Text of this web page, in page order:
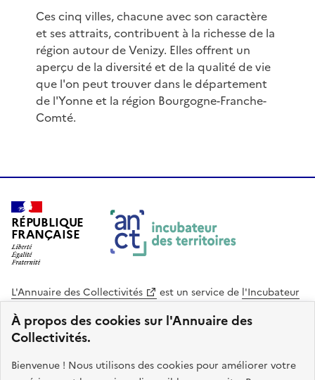
À propos des cookies sur l'Annuaire des
Collectivités.
Bienvenue ! Nous utilisons des cookies pour améliorer votre
Ces cinq villes, chacune avec son caractère
et ses attraits, contribuent à la richesse de la
région autour de Venizy. Elles offrent un
aperçu de la diversité et de la qualité de vie
que l'on peut trouver dans le département
de l'Yonne et la région Bourgogne-Franche-
Comté.
RÉPUBLIQUE
FRANÇAISE
L'Annuaire des Collectivités est un service de l'Incubateur
des Territoires
Cohésion des Territoires
. Le code source de ce site web
est disponible en licence libre. Le design de ce site est conçu
avec le système de design de l’État.